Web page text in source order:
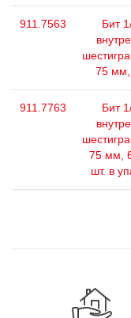
911.7563
Бит
75
911.7763
Бит
75 мм,
шт. в